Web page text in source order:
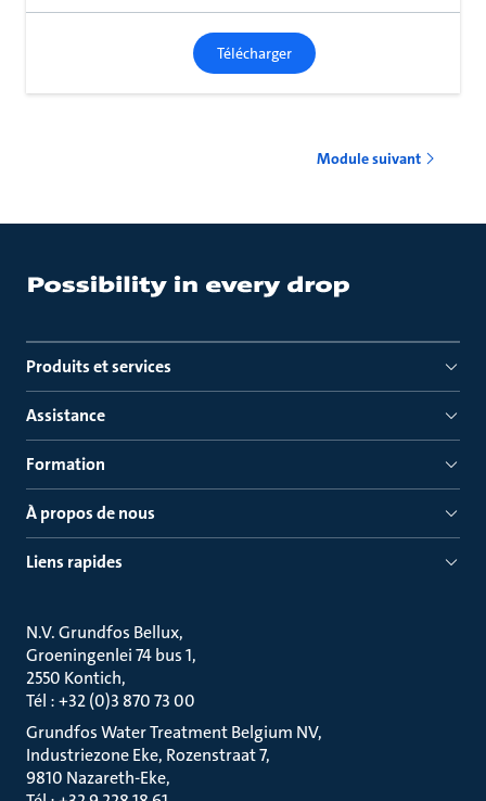
Télécharger
Module suivant
Produits et services
Assistance
Formation
À propos de nous
Liens rapides
N.V. Grundfos Bellux
Groeningenlei 74 bus 1
2550 Kontich
Tél : +32 (0)3 870 73 00
Grundfos Water Treatment Belgium NV
Industriezone Eke, Rozenstraat 7
9810 Nazareth-Eke